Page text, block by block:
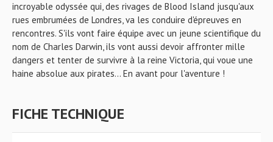
incroyable odyssée qui, des rivages de Blood Island jusqu'aux
rues embrumées de Londres, va les conduire d'épreuves en
rencontres. S'ils vont faire équipe avec un jeune scientifique du
nom de Charles Darwin, ils vont aussi devoir affronter mille
dangers et tenter de survivre à la reine Victoria, qui voue une
haine absolue aux pirates... En avant pour l'aventure !
FICHE TECHNIQUE